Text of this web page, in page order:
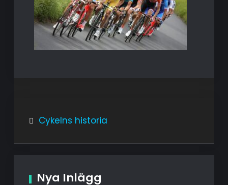
Inläggsnavigering
Cykelns historia
Nya Inlägg